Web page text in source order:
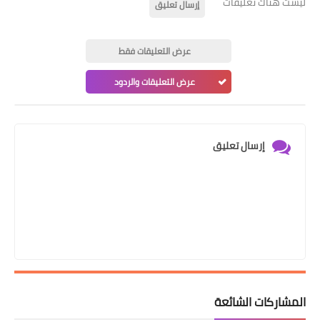
إرسال تعليق
عرض التعليقات فقط
عرض التعليقات والردود
إرسال تعليق
المشاركات الشائعة